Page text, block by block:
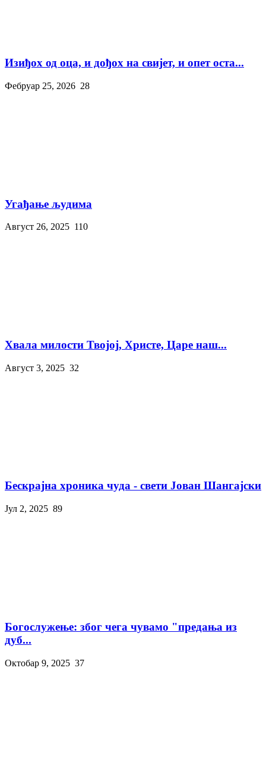
Изиђох од оца, и дођох на свијет, и опет оста...
Фебруар 25, 2026 28
Угађање људима
Август 26, 2025 110
Хвала милости Твојој, Христе, Царе наш...
Август 3, 2025 32
Бескрајна хроника чуда - свети Јован Шангајски
Јул 2, 2025 89
Богослужење: због чега чувамо "предања из
дуб...
Октобар 9, 2025 37